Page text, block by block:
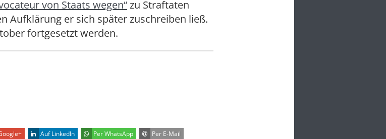
von Staats wegen“zu Straftaten
Aufklärung er sich später zuschreiben ließ.
fortgesetzt werden.
Auf LinkedIn Per WhatsApp Per E-Mail